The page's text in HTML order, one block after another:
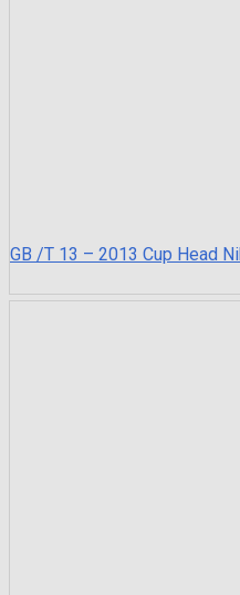
GB /T 13 – 2013 Cup Head